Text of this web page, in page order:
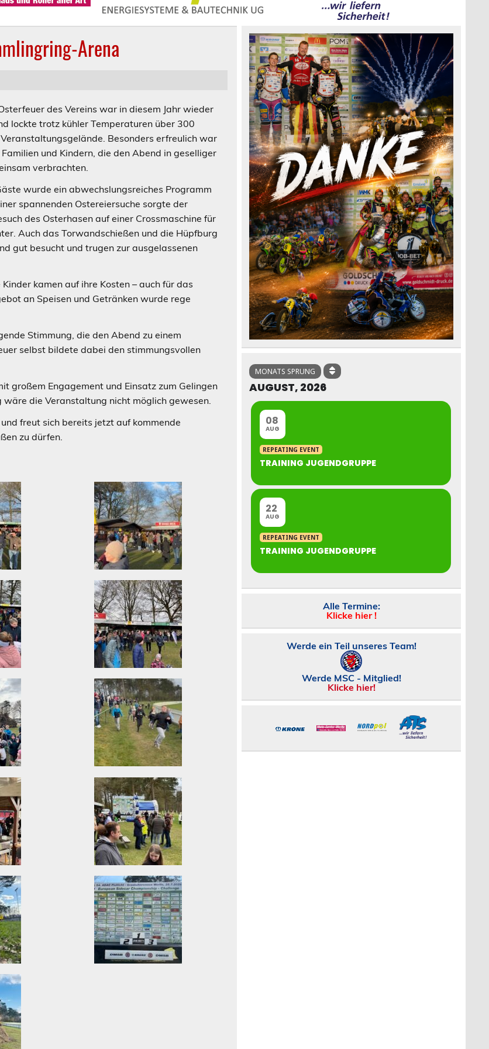
Arena
des Vereins war in diesem Jahr wieder
lockte trotz kühler Temperaturen über 300
Besonders erfreulich war
und Kindern, die den Abend in geselliger
verbrachten.
wurde ein abwechslungsreiches Programm
spannenden Ostereiersuche sorgte der
des Osterhasen auf einer Crossmaschine für
Auch das Torwandschießen und die Hüpfburg
gut besucht und trugen zur ausgelassenen
kamen auf ihre Kosten – auch für das
an Speisen und Getränken wurde rege
Stimmung, die den Abend zu einem
selbst bildete dabei den stimmungsvollen
großem Engagement und Einsatz zum Gelingen
die Veranstaltung nicht möglich gewesen.
freut sich bereits jetzt auf kommende
zu dürfen.
MONATS SPRUNG
AUGUST, 2026
08
AUG
REPEATING EVENT
TRAINING JUGENDGRUPPE
22
AUG
REPEATING EVENT
TRAINING JUGENDGRUPPE
Alle Termine:
Klicke hier !
Werde ein Teil unseres Team!
Werde MSC - Mitglied!
Klicke hier!